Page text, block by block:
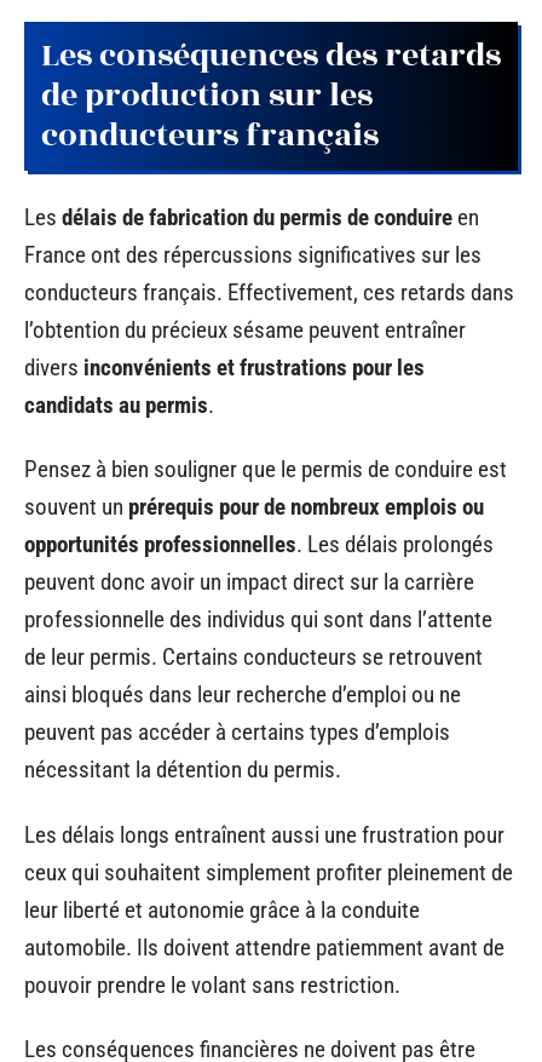
Les conséquences des retards
de production sur les
conducteurs français
Les délais de fabrication du permis de conduire en
France ont des répercussions significatives sur les
conducteurs français. Effectivement, ces retards dans
l’obtention du précieux sésame peuvent entraîner
divers inconvénients et frustrations pour les
candidats au permis.
Pensez à bien souligner que le permis de conduire est
souvent un prérequis pour de nombreux emplois ou
opportunités professionnelles. Les délais prolongés
peuvent donc avoir un impact direct sur la carrière
professionnelle des individus qui sont dans l’attente
de leur permis. Certains conducteurs se retrouvent
ainsi bloqués dans leur recherche d’emploi ou ne
peuvent pas accéder à certains types d’emplois
nécessitant la détention du permis.
Les délais longs entraînent aussi une frustration pour
ceux qui souhaitent simplement profiter pleinement de
leur liberté et autonomie grâce à la conduite
automobile. Ils doivent attendre patiemment avant de
pouvoir prendre le volant sans restriction.
Les conséquences financières ne doivent pas être